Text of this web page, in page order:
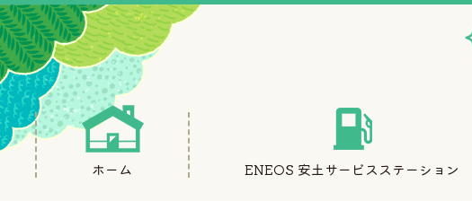
ホーム ENEOS 安土サービスステーション